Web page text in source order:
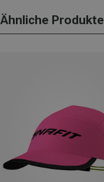
Ähnliche Produkte